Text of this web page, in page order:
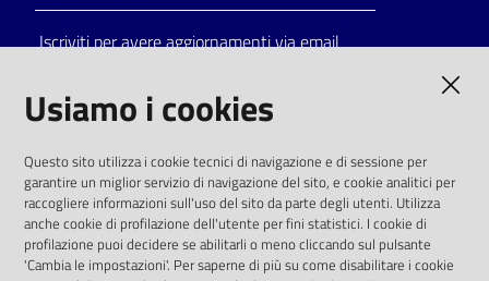
Iscriviti per avere aggiornamenti via email
solo alle condizioni previste dalla direttiva
comunitaria 2003/98/CE e dal d.lgs. 36/2006
SOCIAL
Usiamo i cookies
Questo sito utilizza i cookie tecnici di navigazione e di sessione per
garantire un miglior servizio di navigazione del sito, e cookie analitici per
raccogliere informazioni sull'uso del sito da parte degli utenti. Utilizza
anche cookie di profilazione dell'utente per fini statistici. I cookie di
profilazione puoi decidere se abilitarli o meno cliccando sul pulsante
'Cambia le impostazioni'. Per saperne di più su come disabilitare i cookie